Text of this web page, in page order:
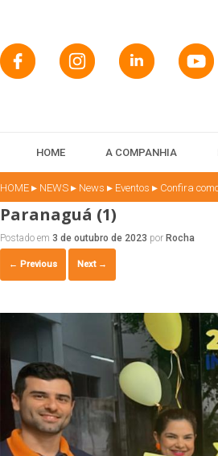
HOME A COMPANHIA
HOME ▸ NEWS ▸ News ▸ Eventos ▸ Confira
Paranaguá (1)
Postado em 3 de outubro de 2023 por Rocha
← Previous Next →